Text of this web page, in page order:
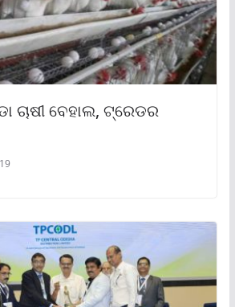
ଚାଷୀ ବେହାଲ, ଟ୍ରେଡର